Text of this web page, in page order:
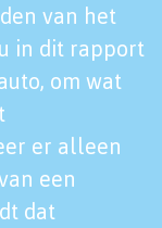
van het
in dit rapport
om wat
er alleen
een
dat